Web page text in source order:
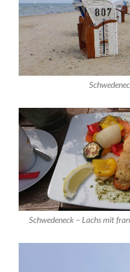
Schwedeneck – Lachs mit